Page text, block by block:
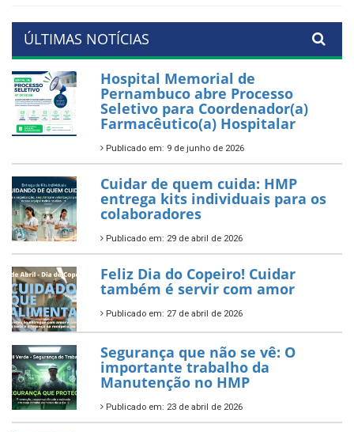
ÚLTIMAS NOTÍCIAS
Hospital Memorial de
Pernambuco abre Processo
Seletivo para Coordenador(a)
Farmacêutico(a) Hospitalar
Publicado em: 9 de junho de 2026
Cuidar de quem cuida: HMP
entrega kits individuais para os
colaboradores
Publicado em: 29 de abril de 2026
Feliz Dia do Copeiro! Cuidar
também é servir com amor
Publicado em: 27 de abril de 2026
Segurança que não se vê: O
importante trabalho da
Manutenção no HMP
Publicado em: 23 de abril de 2026